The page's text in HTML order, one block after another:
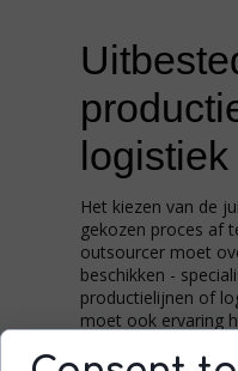
Het kiezen van de
gekozen proces af
outsourcer moet
beschikken -
productielijnen of
moet ook ervaring
logistiek